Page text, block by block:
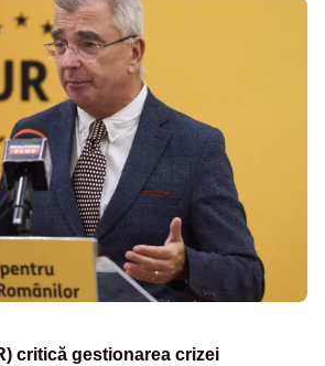
critică gestionarea crizei